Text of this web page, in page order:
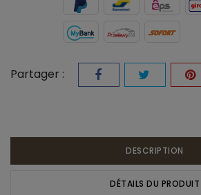
Partager :
DESCRIPTION
DÉTAILS DU PRODUIT